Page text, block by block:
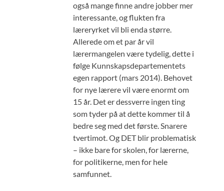
også mange finne andre jobber mer
interessante, og flukten fra
læreryrket vil bli enda større.
Allerede om et par år vil
lærermangelen være tydelig, dette i
følge Kunnskapsdepartementets
egen rapport (mars 2014). Behovet
for nye lærere vil være enormt om
15 år. Det er dessverre ingen ting
som tyder på at dette kommer til å
bedre seg med det første. Snarere
tvertimot. Og DET blir problematisk
– ikke bare for skolen, for lærerne,
for politikerne, men for hele
samfunnet.